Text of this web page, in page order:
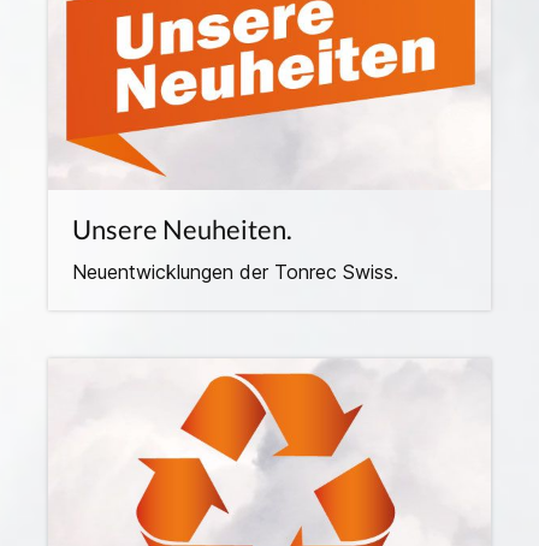
Unsere Neuheiten.
Neuentwicklungen der Tonrec Swiss.